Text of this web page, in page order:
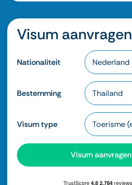
Visum aanvragen
Nationaliteit
Bestemming
Visum type
Visum aanvragen